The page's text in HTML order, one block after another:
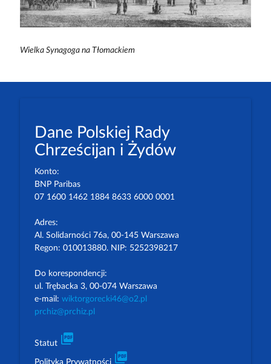
Wielka Synagoga na Tłomackiem
Dane Polskiej Rady
Chrześcijan i Żydów
Konto:
BNP Paribas
07 1600 1462 1884 8633 6000 0001
Adres:
Al. Solidarności 76a, 00-145 Warszawa
Regon: 010013880. NIP: 5252398217
Do korespondencji:
ul. Trębacka 3, 00-074 Warszawa
e-mail: wiktorgorecki46@o2.pl
prchiz@prchiz.pl
Statut picture_as_pdf
Polityka Prywatności picture_as_pdf